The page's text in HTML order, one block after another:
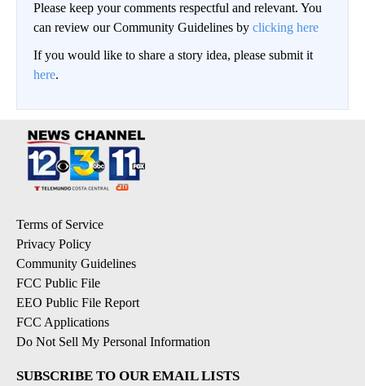
Please keep your comments respectful and relevant. You
can review our Community Guidelines by clicking here
If you would like to share a story idea, please submit it
here.
Terms of Service
Privacy Policy
Community Guidelines
FCC Public File
EEO Public File Report
FCC Applications
Do Not Sell My Personal Information
SUBSCRIBE TO OUR EMAIL LISTS